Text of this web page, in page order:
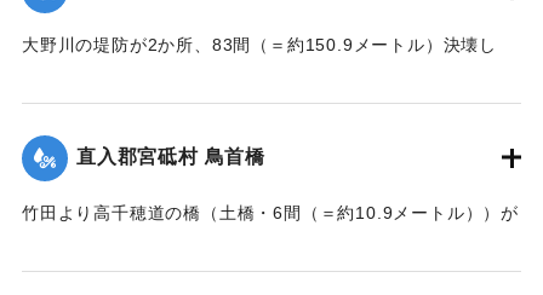
大野川の堤防が2か所、83間（＝約150.9メートル）決壊し
｜固有コード: 002680208
直入郡宮砥村 鳥首橋
竹田より高千穂道の橋（土橋・6間（＝約10.9メートル））が